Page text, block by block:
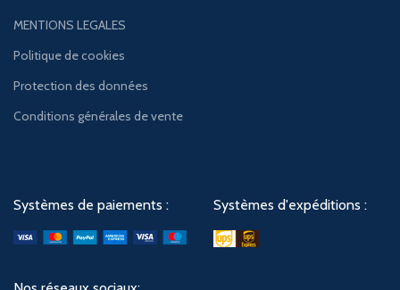
MENTIONS LEGALES
Politique de cookies
Protection des données
Conditions générales de vente
Systèmes de paiements : Systèmes d'expéditions :